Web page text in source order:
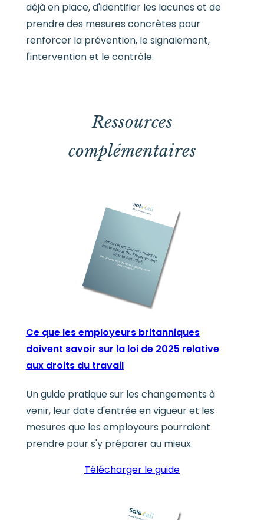
déjà en place, d'identifier les lacunes et de
prendre des mesures concrètes pour
renforcer la prévention, le signalement,
l'intervention et le contrôle.
Ressources
complémentaires
Ce que les employeurs britanniques
doivent savoir sur la loi de 2025 relative
aux droits du travail
Un guide pratique sur les changements à
venir, leur date d'entrée en vigueur et les
mesures que les employeurs pourraient
prendre pour s'y préparer au mieux.
Télécharger le guide